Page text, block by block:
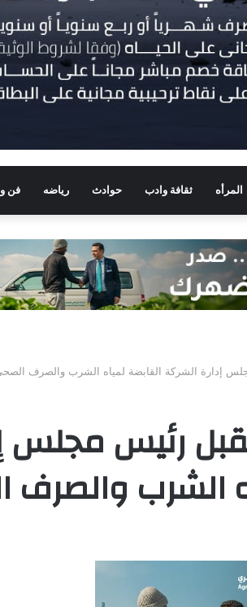
المرأه ثقافة وادب حوادث رياضه فن
إدارة الشركة القابضة لمياه الشرب والصرف
رئيس مجلس
الشرب